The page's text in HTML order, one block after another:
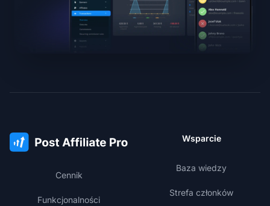
Cennik
Funkcjonalności
Wsparcie
Baza wiedzy
Strefa członków